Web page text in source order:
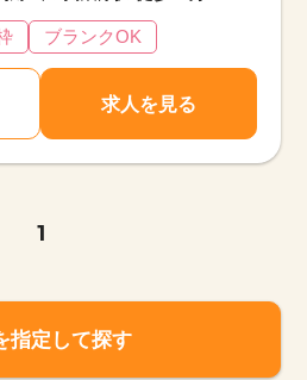
ブランクOK
求人を見る
1
指定して探す